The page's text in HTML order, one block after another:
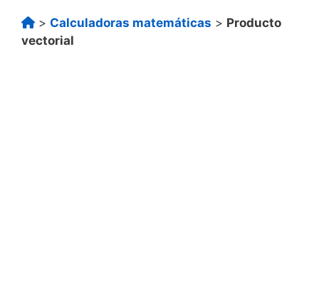
> Calculadoras matemáticas > Producto
vectorial